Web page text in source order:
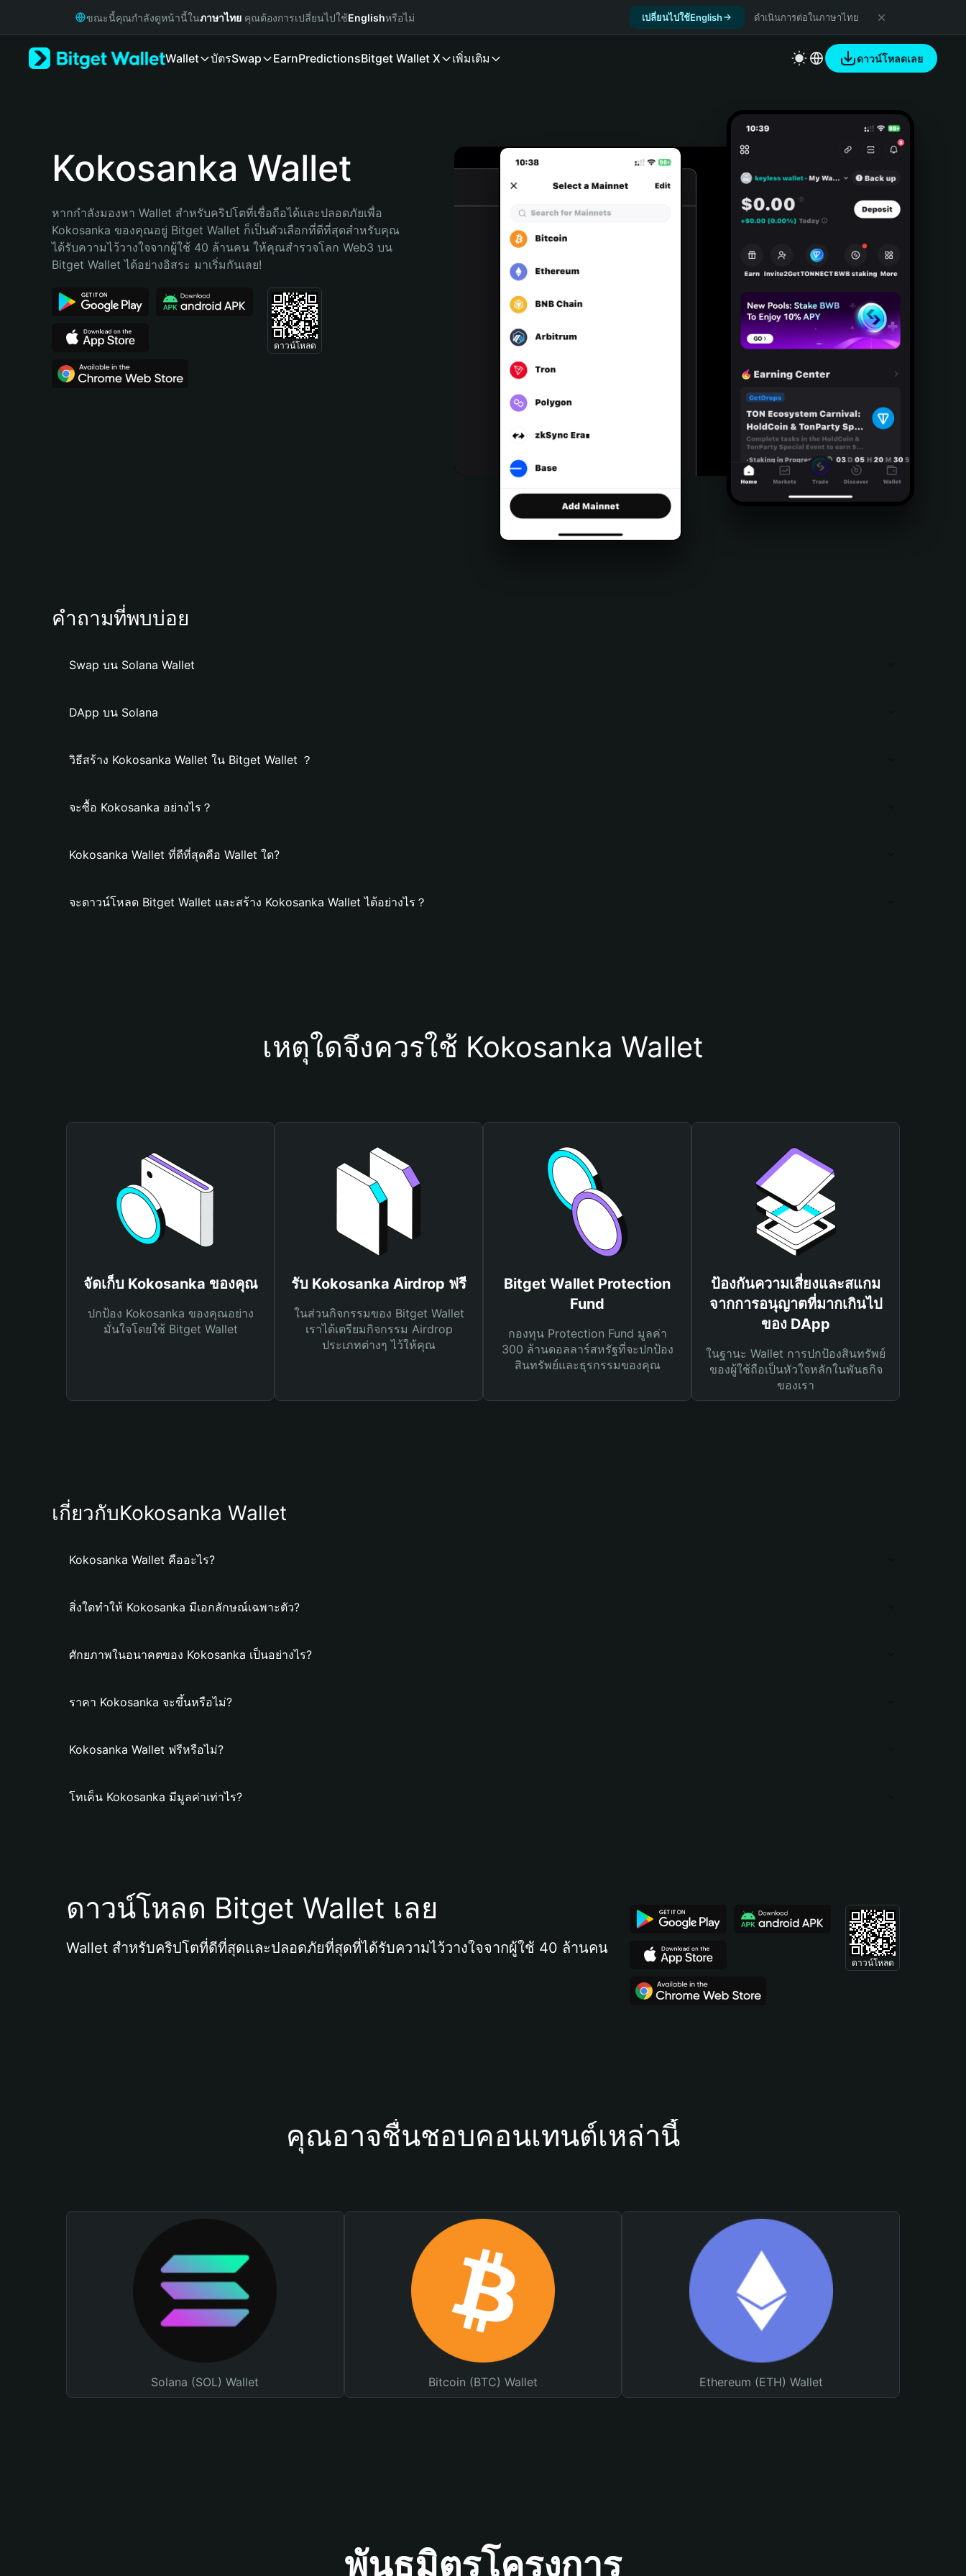
Русский
Bahasa Indonesia
Português (Brasil)
ขณะนี้คุณกำลังดูหน้านี้ในภาษาไทย คุณต้องการเปลี่ยนไปใช้Englishหรือไม่ เปลี่ยนไปใช้English ดำเนินการต่อในภาษาไทย
Wallet บัตรSwap EarnPredictionsBitget Wallet X เพิ่มเติม ดาวน์โหลดเลย
Kokosanka Wallet
หากกำลังมองหา Wallet สำหรับคริปโตที่เชื่อถือได้และปลอดภัยเพื่อ
Kokosanka ของคุณอยู่ Bitget Wallet ก็เป็นตัวเลือกที่ดีที่สุดสำหรับคุณ
ได้รับความไว้วางใจจากผู้ใช้ 40 ล้านคน ให้คุณสำรวจโลก Web3 บน
Bitget Wallet ได้อย่างอิสระ มาเริ่มกันเลย!
ดาวน์โหลด
คำถามที่พบบ่อย
Swap บน Solana Wallet
DApp บน Solana
วิธีสร้าง Kokosanka Wallet ใน Bitget Wallet ？
จะซื้อ Kokosanka อย่างไร？
Kokosanka Wallet ที่ดีที่สุดคือ Wallet ใด?
จะดาวน์โหลด Bitget Wallet และสร้าง Kokosanka Wallet ได้อย่างไร？
เหตุใดจึงควรใช้ Kokosanka Wallet
จัดเก็บ Kokosanka ของคุณ
ปกป้อง Kokosanka ของคุณอย่าง
มั่นใจโดยใช้ Bitget Wallet
รับ Kokosanka Airdrop ฟรี
ในส่วนกิจกรรมของ Bitget Wallet
เราได้เตรียมกิจกรรม Airdrop
ประเภทต่างๆ ไว้ให้คุณ
Bitget Wallet Protection
Fund
กองทุน Protection Fund มูลค่า
300 ล้านดอลลาร์สหรัฐที่จะปกป้อง
สินทรัพย์และธุรกรรมของคุณ
ป้องกันความเสี่ยงและสแกม
จากการอนุญาตที่มากเกินไป
ของ DApp
ในฐานะ Wallet การปกป้องสินทรัพย์
ของผู้ใช้ถือเป็นหัวใจหลักในพันธกิจ
ของเรา
เกี่ยวกับKokosanka Wallet
Kokosanka Wallet คืออะไร?
สิ่งใดทำให้ Kokosanka มีเอกลักษณ์เฉพาะตัว?
ศักยภาพในอนาคตของ Kokosanka เป็นอย่างไร?
ราคา Kokosanka จะขึ้นหรือไม่?
Kokosanka Wallet ฟรีหรือไม่?
โทเค็น Kokosanka มีมูลค่าเท่าไร?
ดาวน์โหลด Bitget Wallet เลย
Wallet สำหรับคริปโตที่ดีที่สุดและปลอดภัยที่สุดที่ได้รับความไว้วางใจจากผู้ใช้ 40 ล้านคน
ดาวน์โหลด
คุณอาจชื่นชอบคอนเทนต์เหล่านี้
Solana (SOL) Wallet Bitcoin (BTC) Wallet Ethereum (ETH) Wallet
พันธมิตรโครงการ